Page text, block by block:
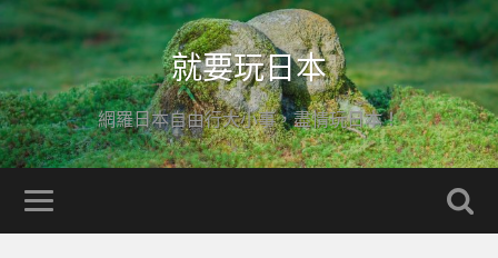
就要玩日本
網羅日本自由行大小事，盡情玩日本！